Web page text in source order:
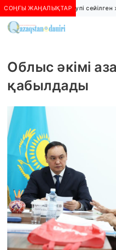
СОҢҒЫ ЖАҢАЛЫҚТАР
Алматыда көшкін қаупі сейілген
Облыс әкімі
қабылдады